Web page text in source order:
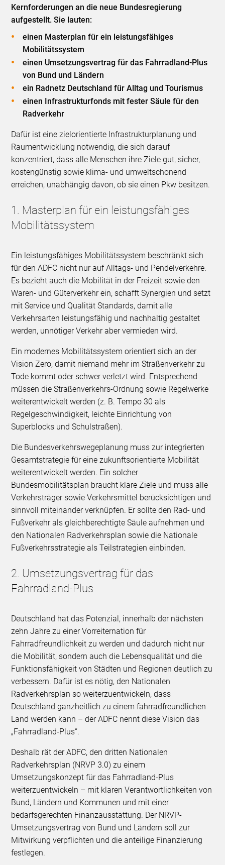
Kernforderungen an die neue Bundesregierung
aufgestellt. Sie lauten:
einen Masterplan für ein leistungsfähiges
Mobilitätssystem
einen Umsetzungsvertrag für das Fahrradland-Plus
von Bund und Ländern
ein Radnetz Deutschland für Alltag und Tourismus
einen Infrastrukturfonds mit fester Säule für den
Radverkehr
Dafür ist eine zielorientierte Infrastrukturplanung und
Raumentwicklung notwendig, die sich darauf
konzentriert, dass alle Menschen ihre Ziele gut, sicher,
kostengünstig sowie klima- und umweltschonend
erreichen, unabhängig davon, ob sie einen Pkw besitzen.
1. Masterplan für ein leistungsfähiges
Mobilitätssystem
Ein leistungsfähiges Mobilitätssystem beschränkt sich
für den ADFC nicht nur auf Alltags- und Pendelverkehre.
Es bezieht auch die Mobilität in der Freizeit sowie den
Waren- und Güterverkehr ein, schafft Synergien und setzt
mit Service und Qualität Standards, damit alle
Verkehrsarten leistungsfähig und nachhaltig gestaltet
werden, unnötiger Verkehr aber vermieden wird.
Ein modernes Mobilitätssystem orientiert sich an der
Vision Zero, damit niemand mehr im Straßenverkehr zu
Tode kommt oder schwer verletzt wird. Entsprechend
müssen die Straßenverkehrs-Ordnung sowie Regelwerke
weiterentwickelt werden (z. B. Tempo 30 als
Regelgeschwindigkeit, leichte Einrichtung von
Superblocks und Schulstraßen).
Die Bundesverkehrswegeplanung muss zur integrierten
Gesamtstrategie für eine zukunftsorientierte Mobilität
weiterentwickelt werden. Ein solcher
Bundesmobilitätsplan braucht klare Ziele und muss alle
Verkehrsträger sowie Verkehrsmittel berücksichtigen und
sinnvoll miteinander verknüpfen. Er sollte den Rad- und
Fußverkehr als gleichberechtigte Säule aufnehmen und
den Nationalen Radverkehrsplan sowie die Nationale
Fußverkehrsstrategie als Teilstrategien einbinden.
2. Umsetzungsvertrag für das
Fahrradland-Plus
Deutschland hat das Potenzial, innerhalb der nächsten
zehn Jahre zu einer Vorreiternation für
Fahrradfreundlichkeit zu werden und dadurch nicht nur
die Mobilität, sondern auch die Lebensqualität und die
Funktionsfähigkeit von Städten und Regionen deutlich zu
verbessern. Dafür ist es nötig, den Nationalen
Radverkehrsplan so weiterzuentwickeln, dass
Deutschland ganzheitlich zu einem fahrradfreundlichen
Land werden kann – der ADFC nennt diese Vision das
„Fahrradland-Plus“.
Deshalb rät der ADFC, den dritten Nationalen
Radverkehrsplan (NRVP 3.0) zu einem
Umsetzungskonzept für das Fahrradland-Plus
weiterzuentwickeln – mit klaren Verantwortlichkeiten von
Bund, Ländern und Kommunen und mit einer
bedarfsgerechten Finanzausstattung. Der NRVP-
Umsetzungsvertrag von Bund und Ländern soll zur
Mitwirkung verpflichten und die anteilige Finanzierung
festlegen.